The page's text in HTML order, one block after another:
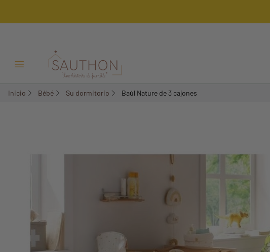
Menú Abrir/Cerrar
Inicio Bébé Su dormitorio Baúl Nature de 3 cajones